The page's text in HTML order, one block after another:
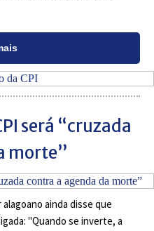
será “cruzada
morte”
ainda disse que
"Quando se inverte, a